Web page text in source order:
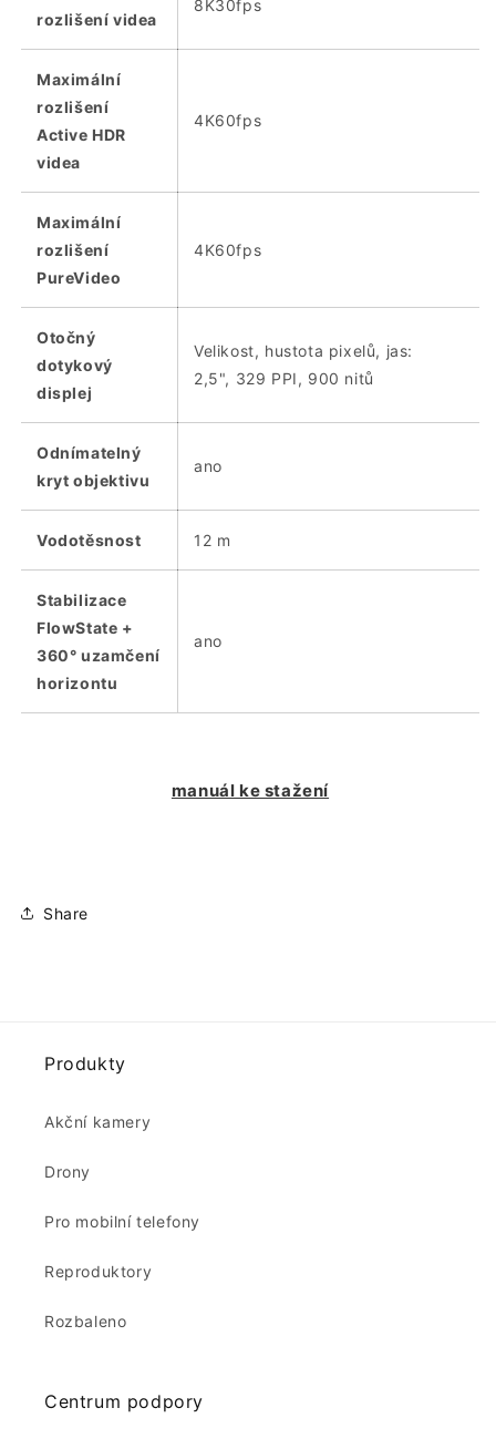
rozlišení videa
8K30fps
Maximální
rozlišení
Active HDR
videa
4K60fps
Maximální
rozlišení
PureVideo
4K60fps
Otočný
dotykový
displej
Velikost, hustota pixelů, jas:
2,5", 329 PPI, 900 nitů
Odnímatelný
kryt objektivu
ano
Vodotěsnost 12 m
Stabilizace
FlowState +
360° uzamčení
horizontu
ano
manuál ke stažení
Share
Produkty
Akční kamery
Drony
Pro mobilní telefony
Reproduktory
Rozbaleno
Centrum podpory